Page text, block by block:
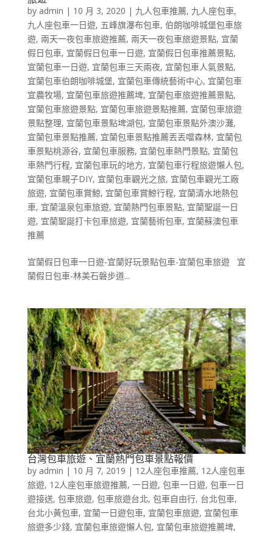
by admin | 10 月 3, 2020 | 九人包車推薦, 九人座包車,
九人座包車一日遊, 五峰旗瀑布包車, 伯朗咖啡城堡包車旅
遊, 兩天一夜包車旅遊推薦, 兩天一夜包車旅遊景點, 宜蘭
假日包車, 宜蘭假日包車一日遊, 宜蘭假日包車推薦景點,
宜蘭包車一日遊, 宜蘭包車三天兩夜, 宜蘭包車人氣景點,
宜蘭包車伯朗咖啡城堡, 宜蘭包車傳統藝術中心, 宜蘭包車
宜農牧場, 宜蘭包車旅遊推薦埤, 宜蘭包車旅遊推薦景點,
宜蘭包車旅遊景點, 宜蘭包車旅遊景點推薦, 宜蘭包車旅遊
景點整理, 宜蘭包車景點埤湖包, 宜蘭包車景點外澳沙灘,
宜蘭包車景點推薦, 宜蘭包車景點推薦丟丟噹森林, 宜蘭包
車景點桃源谷, 宜蘭包車服務, 宜蘭包車熱門景點, 宜蘭包
車熱門行程, 宜蘭包車玩的地方, 宜蘭包車行程旅遊懶人包,
宜蘭包車親子DIY, 宜蘭包車觀光之旅, 宜蘭包車觀光工廠
旅遊, 宜蘭包車賞鯨, 宜蘭包車賞鯨行程, 宜蘭清水地熱包
車, 宜蘭溫泉包車旅遊, 宜蘭熱門包車景點, 宜蘭聖誕一日
遊, 宜蘭聖誕打卡包車旅遊, 宜蘭藝術包車, 宜蘭蘇澳包車
推薦
宜蘭假日包車一日遊-宜蘭好玩景點包車-宜蘭包車旅遊 宜
蘭假日包車-林美石磐步道...
台灣包車旅遊、宜蘭熱門包車景點報價
by admin | 10 月 7, 2019 | 12人座包車推薦, 12人座包車
旅遊, 12人座包車旅遊推薦, 一日遊, 包車一日遊, 包車一日
遊接送, 包車旅遊, 包車旅遊台北, 包車自由行, 台北包車,
台北小黃包車, 宜蘭一日遊包車, 宜蘭包車旅遊, 宜蘭包車
旅遊多少錢, 宜蘭包車旅遊懶人包, 宜蘭包車旅遊推薦埤,